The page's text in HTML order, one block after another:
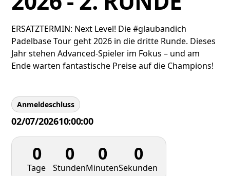
ERSATZTERMIN: Next Level! Die #glaubandich
Padelbase Tour geht 2026 in die dritte Runde. Dieses
Jahr stehen Advanced-Spieler im Fokus – und am
Ende warten fantastische Preise auf die Champions!
Anmeldeschluss
02/07/202610:00:00
0
Tage
0
Stunden
0
Minuten
0
Sekunden